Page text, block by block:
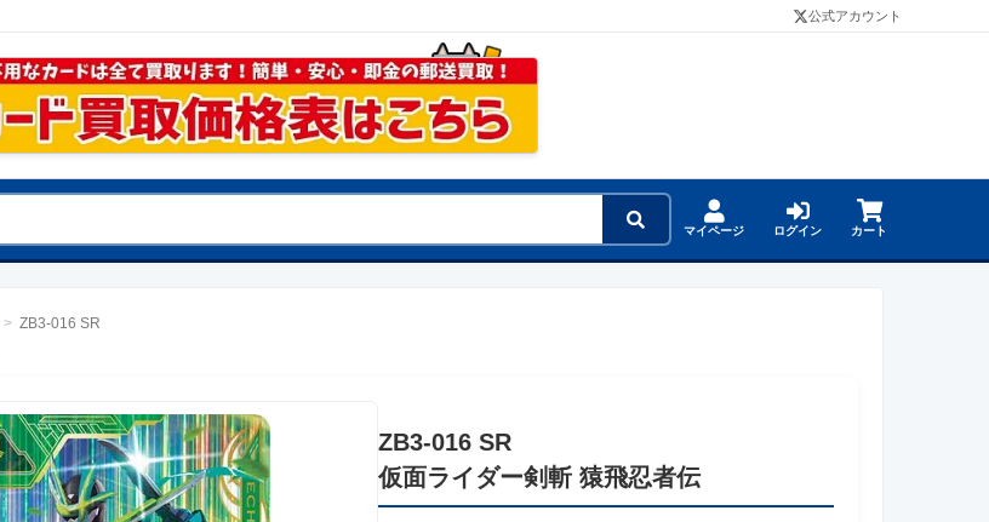
公式アカウント
マイページ ログイン カート
> ZB3-016 SR
ZB3-016 SR
仮面ライダー剣斬 猿飛忍者伝